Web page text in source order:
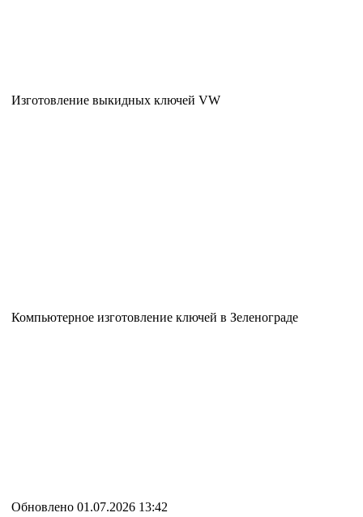
Изготовление выкидных ключей VW
Компьютерное изготовление ключей в Зеленограде
Обновлено 01.07.2026 13:42